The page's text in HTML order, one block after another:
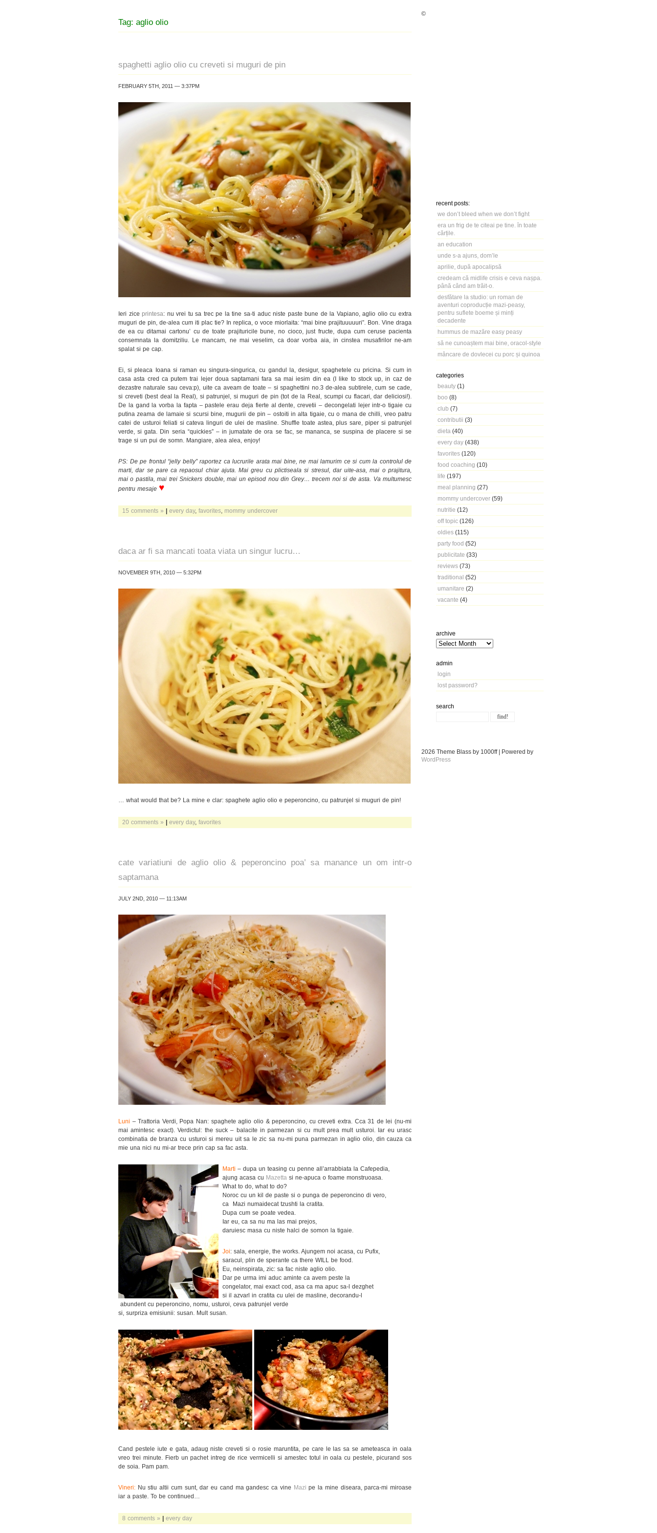
recent posts:
we don’t bleed when we don’t fight
era un frig de te citeai pe tine. în toate
cărțile.
an education
unde s-a ajuns, dom’le
aprilie, după apocalipsă
credeam că midlife crisis e ceva nașpa.
până când am trăit-o.
desfătare la studio: un roman de
aventuri coproducție mazi-peasy,
pentru suflete boeme și minți
decadente
hummus de mazăre easy peasy
să ne cunoaștem mai bine, oracol-style
mâncare de dovlecei cu porc și quinoa
categories
beauty (1)
boo (8)
club (7)
contributii (3)
dieta (40)
every day (438)
favorites (120)
food coaching (10)
life (197)
meal planning (27)
mommy undercover (59)
nutritie (12)
off topic (126)
oldies (115)
party food (52)
publicitate (33)
reviews (73)
traditional (52)
umanitare (2)
vacante (4)
archive
admin
login
lost password?
search
Tag: aglio olio
spaghetti aglio olio cu creveti si muguri de pin
FEBRUARY 5TH, 2011 — 3:37PM
Ieri ziceprintesa: nu vrei tu sa trec pe la tine sa-ti aduc niste paste bune de la Vapiano, aglio olio cu extra
muguri de pin, de-alea cum iti plac tie? In replica, o voce miorlaita: “mai bine prajituuuuuri”. Bon. Vine draga
de ea cu ditamai cartonu’ cu de toate prajituricile bune, no cioco, just fructe, dupa cum ceruse pacienta
consemnata la domitziliu. Le mancam, ne mai veselim, ca doar vorba aia, in cinstea musafirilor ne-am
spalat si pe cap.
Ei, si pleaca Ioana si raman eu singura-singurica, cu gandul la, desigur, spaghetele cu pricina. Si cum in
casa asta cred ca putem trai lejer doua saptamani fara sa mai iesim din ea (I like to stock up, in caz de
dezastre naturale sau ceva:p), uite ca aveam de toate – si spaghettini no.3 de-alea subtirele, cum se cade,
si creveti (best deal la Real), si patrunjel, si muguri de pin (tot de la Real, scumpi cu flacari, dar deliciosi!).
De la gand la vorba la fapta – pastele erau deja fierte al dente, crevetii – decongelati lejer intr-o tigaie cu
putina zeama de lamaie si scursi bine, mugurii de pin – ostoiti in alta tigaie, cu o mana de chilli, vreo patru
catei de usturoi feliati si cateva linguri de ulei de masline. Shuffle toate astea, plus sare, piper si patrunjel
verde, si gata. Din seria “quickies” – in jumatate de ora se fac, se mananca, se suspina de placere si se
trage si un pui de somn. Mangiare, alea alea, enjoy!
PS: De pe frontul “jelly belly” raportez ca lucrurile arata mai bine, ne mai lamurim ce si cum la controlul de
marti, dar se pare ca repaosul chiar ajuta. Mai greu cu plictiseala si stresul, dar uite-asa, mai o prajitura,
mai o pastila, mai trei Snickers double, mai un episod nou din Grey… trecem noi si de asta. Va multumesc
pentru mesaje ♥
15 comments » | every day, favorites mommy undercover
daca ar fi sa mancati toata viata un singur lucru…
NOVEMBER 9TH, 2010 — 5:32PM
… what would that be? La mine e clar: spaghete aglio olio e peperoncino, cu patrunjel si muguri de pin!
20 comments » | every day, favorites
cate variatiuni de aglio olio & peperoncino poa’ sa manance un om intr-o
saptamana
JULY 2ND, 2010 — 11:13AM
Luni – Trattoria Verdi, Popa Nan: spaghete aglio olio & peperoncino, cu creveti extra. Cca 31 de lei (nu-mi
mai amintesc exact). Verdictul: the suck – balacite in parmezan si cu mult prea mult usturoi. Iar eu urasc
combinatia de branza cu usturoi si mereu uit sa le zic sa nu-mi puna parmezan in aglio olio, din cauza ca
mie una nici nu mi-ar trece prin cap sa fac asta.
Marti – dupa un teasing cu penne all’arrabbiata la Cafepedia,
ajung acasa cu Mazetta si ne-apuca o foame monstruoasa.
What to do, what to do?
Noroc cu un kil de paste si o punga de peperoncino di vero,
ca Mazi numaidecat tzushti la cratita.
Dupa cum se poate vedea.
Iar eu, ca sa nu ma las mai prejos,
daruiesc masa cu niste halci de somon la tigaie.
Joi: sala, energie, the works. Ajungem noi acasa, cu Pufix,
saracul, plin de sperante ca there WILL be food.
Eu, neinspirata, zic: sa fac niste aglio olio.
Dar pe urma imi aduc aminte ca avem peste la
congelator, mai exact cod, asa ca ma apuc sa-l dezghet
si il azvarl in cratita cu ulei de masline, decorandu-l
abundent cu peperoncino, nomu, usturoi, ceva patrunjel verde
si, surpriza emisiunii: susan. Mult susan.
Cand pestele iute e gata, adaug niste creveti si o rosie maruntita, pe care le las sa se ameteasca in oala
vreo trei minute. Fierb un pachet intreg de rice vermicelli si amestec totul in oala cu pestele, picurand sos
de soia. Pam pam.
Vineri: Nu stiu altii cum sunt, dar eu cand ma gandesc ca vine Mazi pe la mine diseara, parca-mi miroase
iar a paste. To be continued…
8 comments » | every day
©
2026 Theme Blass by 1000ff | Powered by
WordPress